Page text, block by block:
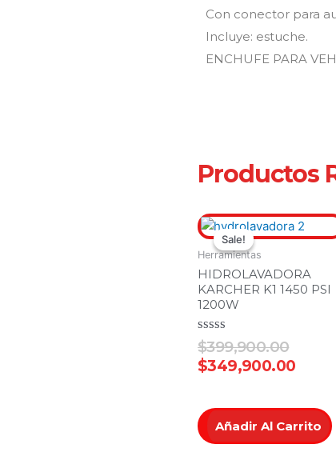
Con conector para
Incluye: estuche.
ENCHUFE PARA
Productos
Sale!
Sale!
Herramientas
HIDROLAVADORA
KARCHER K1 1450 PSI
1200W
Valorado
en
0
$399,900.00
price
$349,900.00
price
Añadir Al Carrito